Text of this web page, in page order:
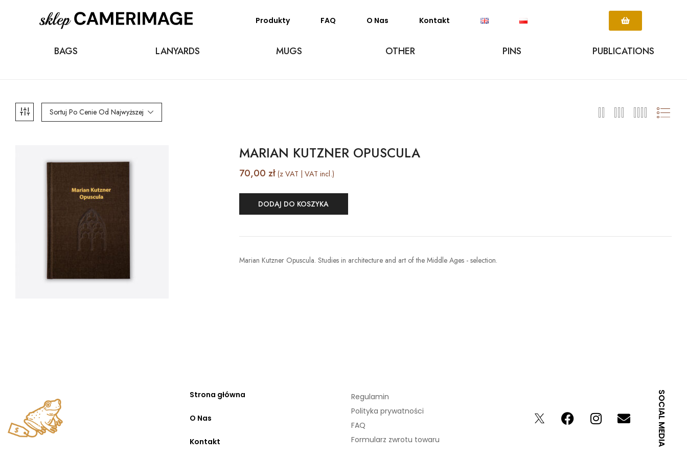
Produkty FAQ O Nas Kontakt
BAGS LANYARDS MUGS OTHER PINS PUBLICATIONS
Sortuj Po Cenie Od Najwyższej
MARIAN KUTZNER OPUSCULA
70,00 zł (z VAT | VAT incl.)
DODAJ DO KOSZYKA
Marian Kutzner Opuscula. Studies in architecture and art of the Middle Ages - selection.
Strona główna
O Nas
Kontakt
Regulamin
Polityka prywatności
FAQ
Formularz zwrotu towaru
SOCIAL MEDIA